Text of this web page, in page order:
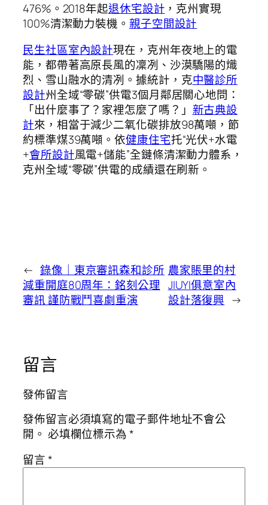
476%。2018年起退休宅設計 ，克州實現
100%清潔動力裝機。 親子空間設計
民生社區室內設計現在，克州年夜地上的電
能，都帶著高原長風的凜冽、沙漠驕陽的熾
烈、雪山融水的清冽。據統計，克中醫診所
設計州全域“零碳”供電3個月鄰居關心地問：
「出什麼事了？家裡怎麼了嗎？」 新古典設
計來，相當于減少二氧化碳排放98萬噸，節
約標準煤39萬噸。依健康住宅托“光伏+水電
+會所設計風電+儲能”全鏈條清潔動力體系，
克州全域“零碳”供電的成績還在刷新。
← 錄像｜東京審訊森和診所
減重開庭80周年：銘刻公理
審訊 謹防戰鬥喜劇重演
農家賬里的村
JIUYI俱意室內
設計落復興 →
留言
發佈留言
發佈留言必須填寫的電子郵件地址不會公
開。 必填欄位標示為*
留言*